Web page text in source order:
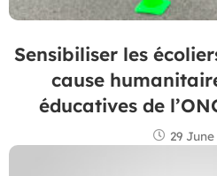
Sensibiliser les
cause
éducatives de
29 June